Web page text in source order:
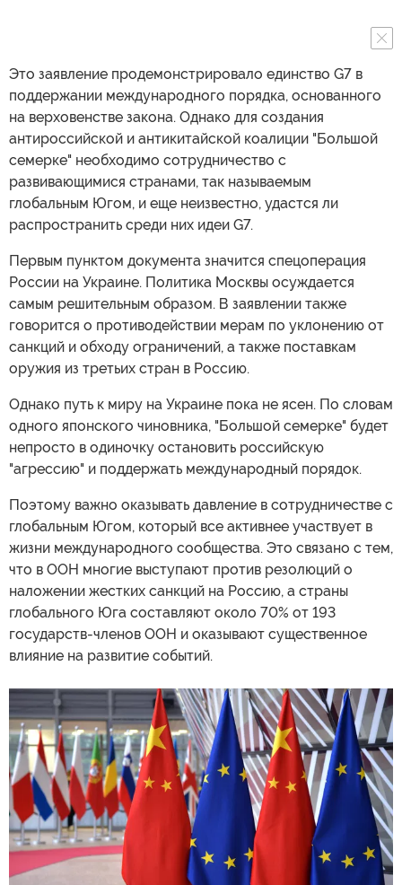
Это заявление продемонстрировало единство G7 в
поддержании международного порядка, основанного
на верховенстве закона. Однако для создания
антироссийской и антикитайской коалиции "Большой
семерке" необходимо сотрудничество с
развивающимися странами, так называемым
глобальным Югом, и еще неизвестно, удастся ли
распространить среди них идеи G7.
Первым пунктом документа значится спецоперация
России на Украине. Политика Москвы осуждается
самым решительным образом. В заявлении также
говорится о противодействии мерам по уклонению от
санкций и обходу ограничений, а также поставкам
оружия из третьих стран в Россию.
Однако путь к миру на Украине пока не ясен. По словам
одного японского чиновника, "Большой семерке" будет
непросто в одиночку остановить российскую
"агрессию" и поддержать международный порядок.
Поэтому важно оказывать давление в сотрудничестве с
глобальным Югом, который все активнее участвует в
жизни международного сообщества. Это связано с тем,
что в ООН многие выступают против резолюций о
наложении жестких санкций на Россию, а страны
глобального Юга составляют около 70% от 193
государств-членов ООН и оказывают существенное
влияние на развитие событий.